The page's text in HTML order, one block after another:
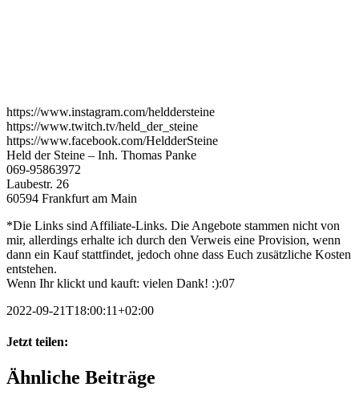
https://www.instagram.com/helddersteine
https://www.twitch.tv/held_der_steine
https://www.facebook.com/HeldderSteine
Held der Steine – Inh. Thomas Panke
069-95863972
Laubestr. 26
60594 Frankfurt am Main
*Die Links sind Affiliate-Links. Die Angebote stammen nicht von
mir, allerdings erhalte ich durch den Verweis eine Provision, wenn
dann ein Kauf stattfindet, jedoch ohne dass Euch zusätzliche Kosten
entstehen.
Wenn Ihr klickt und kauft: vielen Dank! :):07
2022-09-21T18:00:11+02:00
Jetzt teilen:
Facebook
X
WhatsApp
Pinterest
E-
Mail
Ähnliche Beiträge